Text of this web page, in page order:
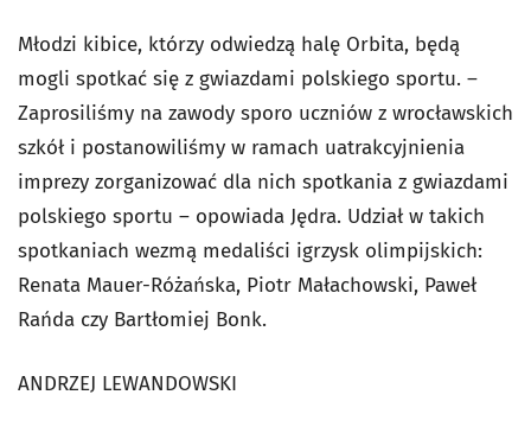
Młodzi kibice, którzy odwiedzą halę Orbita, będą
mogli spotkać się z gwiazdami polskiego sportu. –
Zaprosiliśmy na zawody sporo uczniów z wrocławskich
szkół i postanowiliśmy w ramach uatrakcyjnienia
imprezy zorganizować dla nich spotkania z gwiazdami
polskiego sportu – opowiada Jędra. Udział w takich
spotkaniach wezmą medaliści igrzysk olimpijskich:
Renata Mauer-Różańska, Piotr Małachowski, Paweł
Rańda czy Bartłomiej Bonk.
ANDRZEJ LEWANDOWSKI